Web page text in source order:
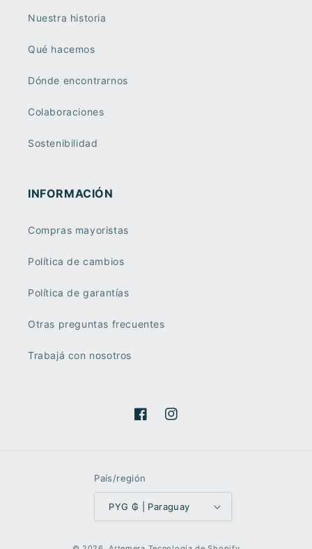
Nuestra historia
Qué hacemos
Dónde encontrarnos
Colaboraciones
Sostenibilidad
INFORMACIÓN
Compras mayoristas
Política de cambios
Política de garantías
Otras preguntas frecuentes
Trabajá con nosotros
FacebookInstagram
País/región
PYG ₲ | Paraguay